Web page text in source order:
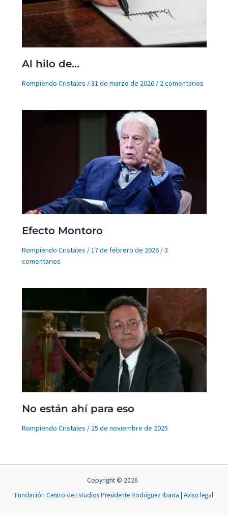
Al hilo de…
Rompiendo Cristales /31 de marzo de 2026 / 2 comentarios
Efecto Montoro
Rompiendo Cristales /17 de febrero de 2026 /3
comentarios
No están ahí para eso
Rompiendo Cristales / 25 de noviembre de 2025
Copyright © 2026
Fundación Centro de Estudios Presidente Rodríguez Ibarra | Aviso legal